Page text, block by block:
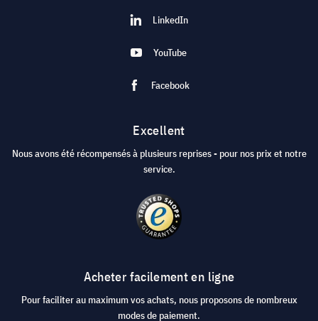
LinkedIn
YouTube
Facebook
Excellent
Nous avons été récompensés à plusieurs reprises - pour nos prix et notre
service.
Acheter facilement en ligne
Pour faciliter au maximum vos achats, nous proposons de nombreux
modes de paiement.